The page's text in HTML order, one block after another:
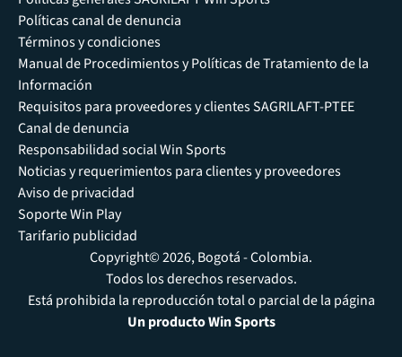
Políticas canal de denuncia
Términos y condiciones
Manual de Procedimientos y Políticas de Tratamiento de la
Información
Requisitos para proveedores y clientes SAGRILAFT-PTEE
Canal de denuncia
Responsabilidad social Win Sports
Noticias y requerimientos para clientes y proveedores
Aviso de privacidad
Soporte Win Play
Tarifario publicidad
Copyright© 2026, Bogotá - Colombia.
Todos los derechos reservados.
Está prohibida la reproducción total o parcial de la página
Un producto Win Sports